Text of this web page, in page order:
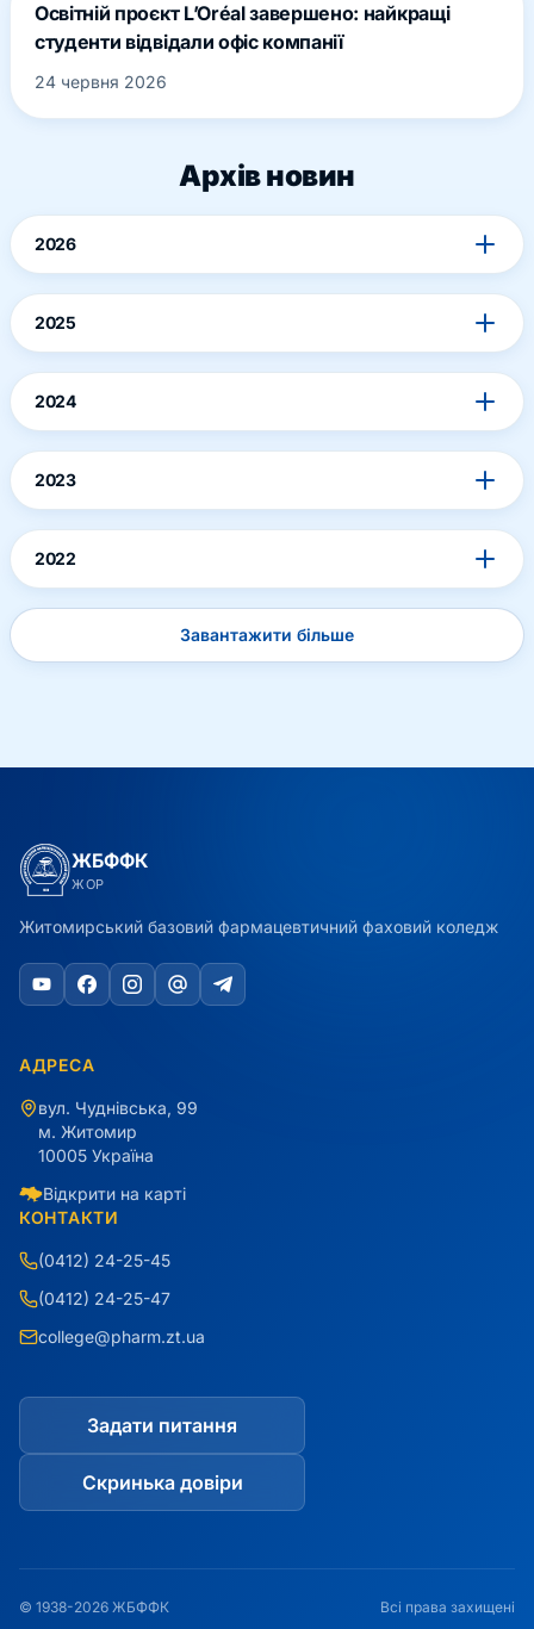
Освітній проєкт L’Oréal завершено: найкращі
студенти відвідали офіс компанії
24 червня 2026
Архів новин
2026
2025
2024
2023
2022
Завантажити більше
ЖБФФК
ЖОР
Житомирський базовий фармацевтичний фаховий коледж
АДРЕСА
вул. Чуднівська, 99
м. Житомир
10005 Україна
Відкрити на карті
КОНТАКТИ
(0412) 24-25-45
(0412) 24-25-47
college@pharm.zt.ua
Задати питання
Скринька довіри
© 1938-2026 ЖБФФК Всі права захищені